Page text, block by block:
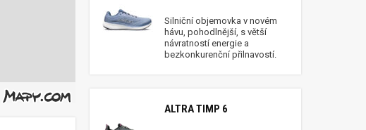
Silniční objemovka v novém
hávu, pohodlnější, s větší
návratností energie a
bezkonkurenční přilnavostí.
ALTRA TIMP 6